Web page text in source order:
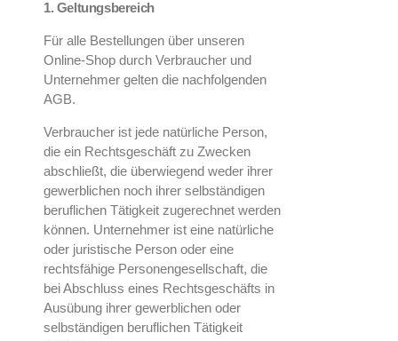
1. Geltungsbereich
Für alle Bestellungen über unseren
Online-Shop durch Verbraucher und
Unternehmer gelten die nachfolgenden
AGB.
Verbraucher ist jede natürliche Person,
die ein Rechtsgeschäft zu Zwecken
abschließt, die überwiegend weder ihrer
gewerblichen noch ihrer selbständigen
beruflichen Tätigkeit zugerechnet werden
können. Unternehmer ist eine natürliche
oder juristische Person oder eine
rechtsfähige Personengesellschaft, die
bei Abschluss eines Rechtsgeschäfts in
Ausübung ihrer gewerblichen oder
selbständigen beruflichen Tätigkeit